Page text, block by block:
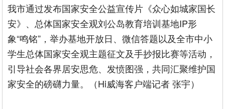
我市通过发布国家安全公益宣传片《众心如城家国长
安》、总体国家安全观刘公岛教育培训基地IP形
象“鸣铭”，举办基地开放日、微信答题以及全市中小
学生总体国家安全观主题征文及手抄报比赛等活动，
引导社会各界居安思危、发愤图强，共同汇聚维护国
家安全的磅礴力量。（Hi威海客户端记者 张宇）